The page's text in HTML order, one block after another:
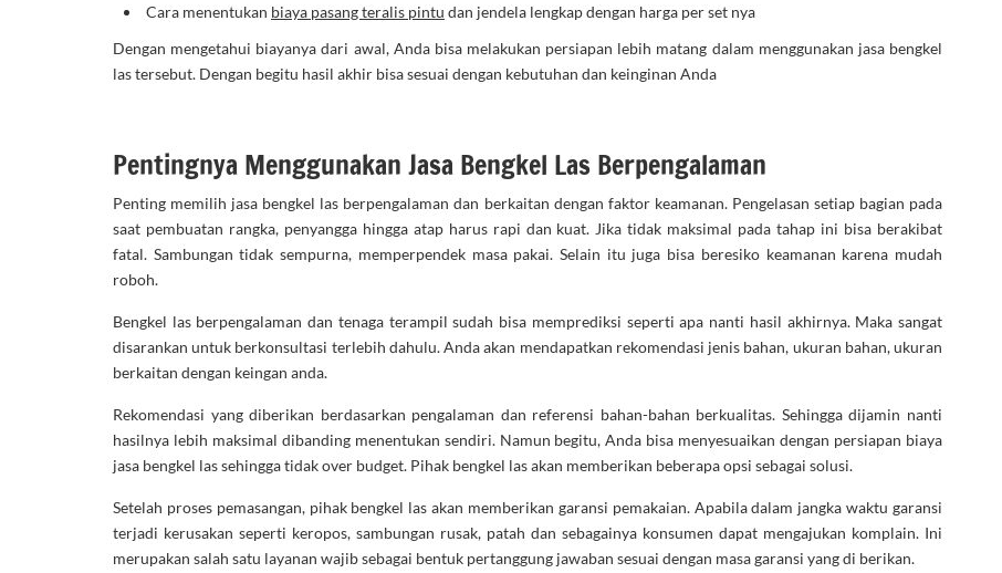
Cara menentukan biaya pasang teralis pintu dan jendela lengkap dengan harga per set nya
Dengan mengetahui biayanya dari awal, Anda bisa melakukan persiapan lebih matang dalam menggunakan jasa bengkel
las tersebut. Dengan begitu hasil akhir bisa sesuai dengan kebutuhan dan keinginan Anda
Pentingnya Menggunakan Jasa Bengkel Las Berpengalaman
Penting memilih jasa bengkel las berpengalaman dan berkaitan dengan faktor keamanan. Pengelasan setiap bagian pada
saat pembuatan rangka, penyangga hingga atap harus rapi dan kuat. Jika tidak maksimal pada tahap ini bisa berakibat
fatal. Sambungan tidak sempurna, memperpendek masa pakai. Selain itu juga bisa beresiko keamanan karena mudah
roboh.
Bengkel las berpengalaman dan tenaga terampil sudah bisa memprediksi seperti apa nanti hasil akhirnya. Maka sangat
disarankan untuk berkonsultasi terlebih dahulu. Anda akan mendapatkan rekomendasi jenis bahan, ukuran bahan, ukuran
berkaitan dengan keingan anda.
Rekomendasi yang diberikan berdasarkan pengalaman dan referensi bahan-bahan berkualitas. Sehingga dijamin nanti
hasilnya lebih maksimal dibanding menentukan sendiri. Namun begitu, Anda bisa menyesuaikan dengan persiapan biaya
jasa bengkel las sehingga tidak over budget. Pihak bengkel las akan memberikan beberapa opsi sebagai solusi.
Setelah proses pemasangan, pihak bengkel las akan memberikan garansi pemakaian. Apabila dalam jangka waktu garansi
terjadi kerusakan seperti keropos, sambungan rusak, patah dan sebagainya konsumen dapat mengajukan komplain. Ini
merupakan salah satu layanan wajib sebagai bentuk pertanggung jawaban sesuai dengan masa garansi yang di berikan.